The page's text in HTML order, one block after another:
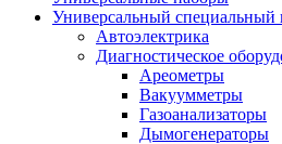
Универсальный специальный
Автоэлектрика
Диагностическое
Ареометры
Вакуумметры
Газоанализаторы
Дымогенераторы